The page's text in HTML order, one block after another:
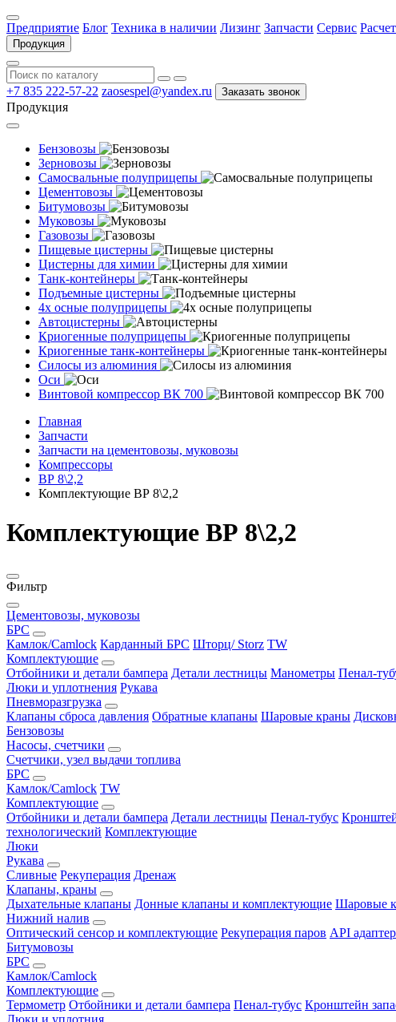
Предприятие Блог Техника в наличии Лизинг Запчасти Сервис
Продукция
+7 835 222-57-22 zaosespel@yandex.ru Заказать звонок
Продукция
Бензовозы
Зерновозы
Самосвальные полуприцепы
Цементовозы
Битумовозы
Муковозы
Газовозы
Пищевые цистерны
Цистерны для химии
Танк-контейнеры
Подъемные цистерны
4х осные полуприцепы
Автоцистерны
Криогенные полуприцепы
Криогенные танк-контейнеры
Силосы из алюминия
Оси
Винтовой компрессор ВК 700
Главная
Запчасти
Запчасти на цементовозы, муковозы
Компрессоры
ВР 8\2,2
Комплектующие ВР 8\2,2
Комплектующие ВР 8\2,2
Фильтр
Цементовозы, муковозы
БРС
Камлок/Camlock Карданный БРС Шторц/ Storz TW
Комплектующие
Отбойники и детали бампера Детали лестницы Манометры Пенал-
Люки и уплотнения Рукава
Пневморазгрузка
Клапаны сброса давления Обратные клапаны Шаровые краны
Бензовозы
Насосы, счетчики
Счетчики, узел выдачи топлива
БРС
Камлок/Camlock TW
Комплектующие
Отбойники и детали бампера Детали лестницы Пенал-тубус
технологический Комплектующие
Люки
Рукава
Сливные Рекуперация Дренаж
Клапаны, краны
Дыхательные клапаны Донные клапаны и комплектующие Шаровые
Нижний налив
Оптический сенсор и комплектующие Рекуперация паров API
Битумовозы
БРС
Камлок/Camlock
Комплектующие
Термометр Отбойники и детали бампера Пенал-тубус Кронштейн
Люки и уплотния